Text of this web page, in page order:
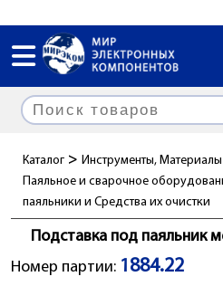
Каталог > Инструменты,
Паяльное и сварочное
паяльники и Cредства их очистки
Подставка под паяльник
Номер партии: 1884.22